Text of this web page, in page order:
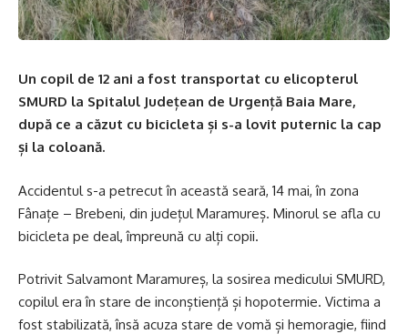
Un copil de 12 ani a fost transportat cu elicopterul
SMURD la Spitalul Județean de Urgență Baia Mare,
după ce a căzut cu bicicleta și s-a lovit puternic la cap
și la coloană.
Accidentul s-a petrecut în această seară, 14 mai, în zona
Fânațe – Brebeni, din județul Maramureș. Minorul se afla cu
bicicleta pe deal, împreună cu alți copii.
Potrivit Salvamont Maramureș, la sosirea medicului SMURD,
copilul era în stare de inconștiență și hopotermie. Victima a
fost stabilizată, însă acuza stare de vomă și hemoragie, fiind